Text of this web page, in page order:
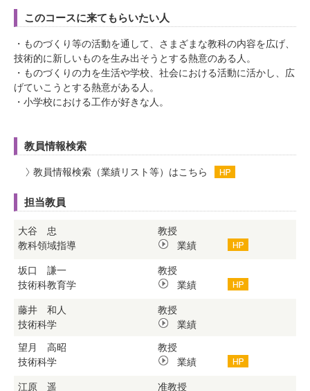
このコースに来てもらいたい人
・ものづくり等の活動を通して、さまざまな教科の内容を広げ、
技術的に新しいものを生み出そうとする熱意のある人。
・ものづくりの力を生活や学校、社会における活動に活かし、広
げていこうとする熱意がある人。
・小学校における工作が好きな人。
教員情報検索
教員情報検索（業績リスト等）はこちら
担当教員
大谷 忠
教授
教科領域指導
業績
坂口 謙一
教授
技術科教育学
業績
藤井 和人
教授
技術科学
業績
望月 高昭
教授
技術科学
業績
江原 遥 准教授